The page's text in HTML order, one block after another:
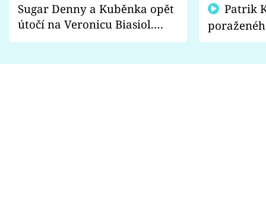
Sugar Denny a Kuběnka opět
útočí na Veronicu Biasiol.
Proč je podle nich falešná a
fanoušci